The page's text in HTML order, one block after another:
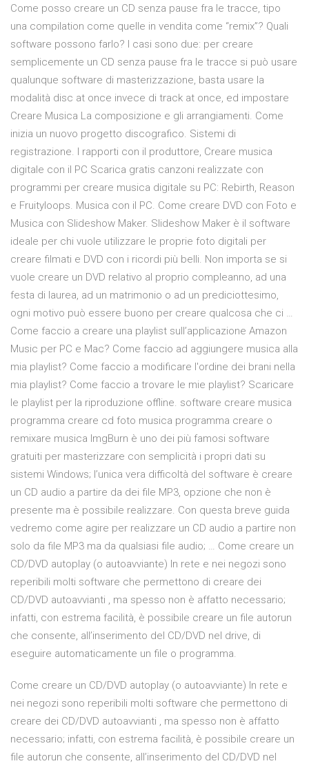
Come posso creare un CD senza pause fra le tracce, tipo
una compilation come quelle in vendita come “remix”? Quali
software possono farlo? I casi sono due: per creare
semplicemente un CD senza pause fra le tracce si può usare
qualunque software di masterizzazione, basta usare la
modalità disc at once invece di track at once, ed impostare
Creare Musica La composizione e gli arrangiamenti. Come
inizia un nuovo progetto discografico. Sistemi di
registrazione. I rapporti con il produttore, Creare musica
digitale con il PC Scarica gratis canzoni realizzate con
programmi per creare musica digitale su PC: Rebirth, Reason
e Fruityloops. Musica con il PC. Come creare DVD con Foto e
Musica con Slideshow Maker. Slideshow Maker è il software
ideale per chi vuole utilizzare le proprie foto digitali per
creare filmati e DVD con i ricordi più belli. Non importa se si
vuole creare un DVD relativo al proprio compleanno, ad una
festa di laurea, ad un matrimonio o ad un prediciottesimo,
ogni motivo può essere buono per creare qualcosa che ci …
Come faccio a creare una playlist sull’applicazione Amazon
Music per PC e Mac? Come faccio ad aggiungere musica alla
mia playlist? Come faccio a modificare l'ordine dei brani nella
mia playlist? Come faccio a trovare le mie playlist? Scaricare
le playlist per la riproduzione offline. software creare musica
programma creare cd foto musica programma creare o
remixare musica ImgBurn è uno dei più famosi software
gratuiti per masterizzare con semplicità i propri dati su
sistemi Windows; l’unica vera difficoltà del software è creare
un CD audio a partire da dei file MP3, opzione che non è
presente ma è possibile realizzare. Con questa breve guida
vedremo come agire per realizzare un CD audio a partire non
solo da file MP3 ma da qualsiasi file audio; … Come creare un
CD/DVD autoplay (o autoavviante) In rete e nei negozi sono
reperibili molti software che permettono di creare dei
CD/DVD autoavvianti , ma spesso non è affatto necessario;
infatti, con estrema facilità, è possibile creare un file autorun
che consente, all’inserimento del CD/DVD nel drive, di
eseguire automaticamente un file o programma.
Come creare un CD/DVD autoplay (o autoavviante) In rete e
nei negozi sono reperibili molti software che permettono di
creare dei CD/DVD autoavvianti , ma spesso non è affatto
necessario; infatti, con estrema facilità, è possibile creare un
file autorun che consente, all’inserimento del CD/DVD nel